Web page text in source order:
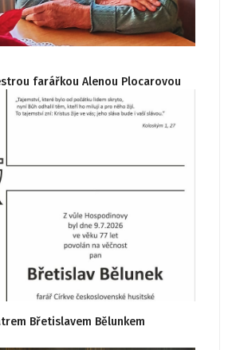
farářkou Alenou Plocarovou
Břetislavem Bělunkem